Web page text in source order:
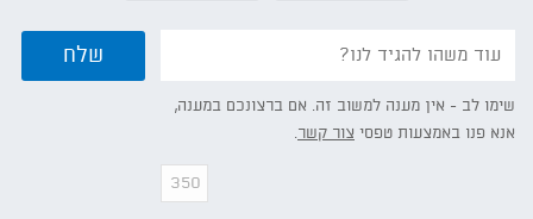
תפרט/י:
שלח
שימו לב - אין מענה למשוב זה. אם ברצונכם במענה,
אנא פנו באמצעות טפסי צור קשר.